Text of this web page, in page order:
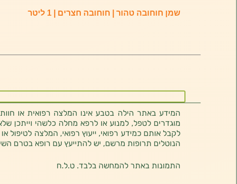
שמן חוחובה טהור | חוחובה חצרים | 1 ליטר
המידע באתר הילה בטבע אינו המלצה רפואית או
מוגדרים לטפל, למנוע או לרפא מחלה כלשהי וייתכן
לקבל אותם כמידע רפואי, ייעוץ רפואי, המלצה לטיפול
הנוטלים תרופות מרשם, יש להתייעץ עם רופא בטרם
התמונות באתר להמחשה בלבד. ט.ל.ח